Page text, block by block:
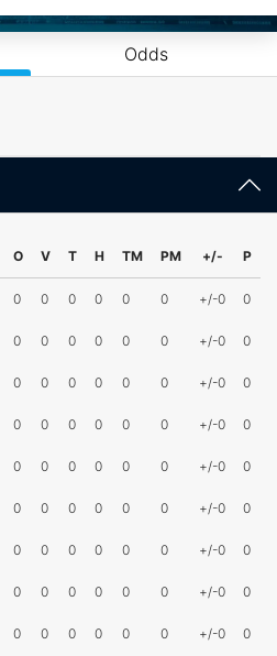
Odds
O V T H TM PM +/- P
0 0 0 0 0 0 +/-0 0
0 0 0 0 0 0 +/-0 0
0 0 0 0 0 0 +/-0 0
0 0 0 0 0 0 +/-0 0
0 0 0 0 0 0 +/-0 0
0 0 0 0 0 0 +/-0 0
0 0 0 0 0 0 +/-0 0
0 0 0 0 0 0 +/-0 0
0 0 0 0 0 0 +/-0 0